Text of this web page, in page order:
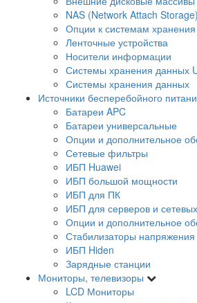
NAS (Network Attach Storage)
Опции к системам хранения
Ленточные устройства
Носители информации
Системы хранения данных
Системы хранения данных
Источники бесперебойного
Батареи APC
Батареи универсальные
Опции и дополнительное
Сетевые фильтры
ИБП Huawei
ИБП большой мощности
ИБП для ПК
ИБП для серверов и
Опции и дополнительное
Стабилизаторы напряжения
ИБП Hiden
Зарядные станции
Мониторы, телевизоры
LCD Мониторы